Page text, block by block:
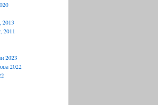
2013
2011
2023
2022